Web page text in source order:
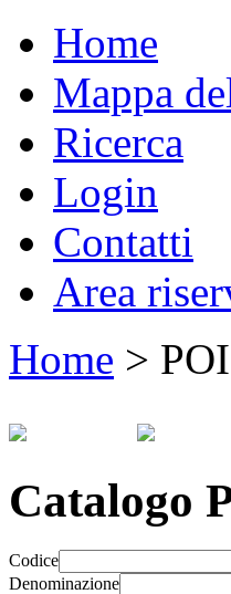
Home
Mappa
Ricerca
Login
Contatti
Area
Home > POI
Catalogo
Codice
Denominazione